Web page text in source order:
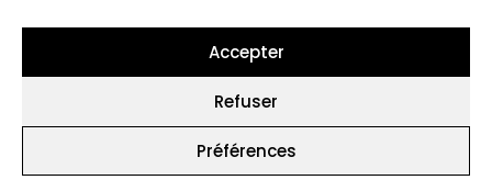
Accepter
Refuser
Préférences
confidentialité.